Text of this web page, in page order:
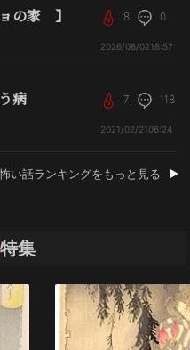
の家 】 8 0
2026/08/0218:57
病 7 118
2021/02/21 06:24
怖い話ランキングをもっと見る
特集